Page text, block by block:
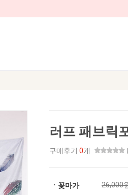
러프 패브릭
구매후기 0개
ㆍ꽃마가 26,000